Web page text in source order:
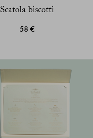
Scatola biscotti
58 €